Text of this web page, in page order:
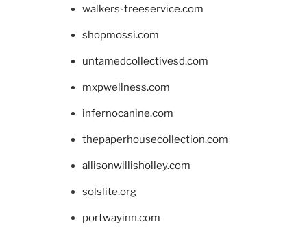
walkers-treeservice.com
shopmossi.com
untamedcollectivesd.com
mxpwellness.com
infernocanine.com
thepaperhousecollection.com
allisonwillisholley.com
solslite.org
portwayinn.com